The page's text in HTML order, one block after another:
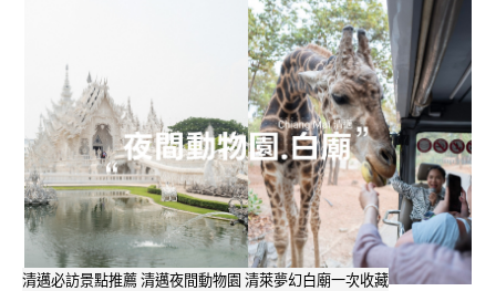
清邁必訪景點推薦 清邁夜間動物園 清萊夢幻白廟一次收藏